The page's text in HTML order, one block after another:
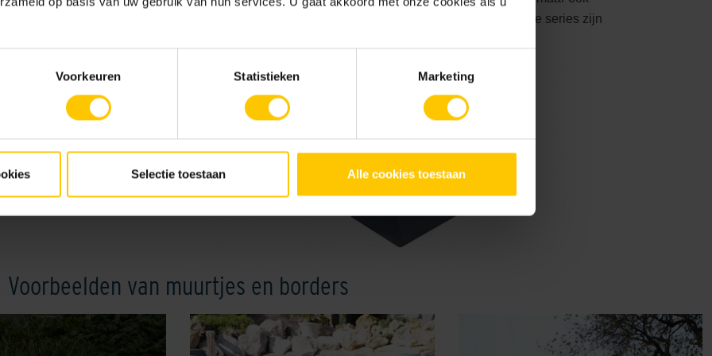
Voorkeuren Statistieken Marketing
Selectie toestaan Alle cookies toestaan
met een strakke
zijn eenvoudig in de
steviger. Dat betekent wel dat je zaagwerk hebt. Voor sommige series zijn
Voorbeelden van muurtjes en borders